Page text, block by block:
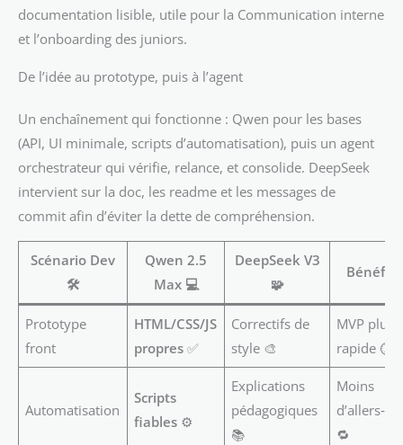
documentation lisible, utile pour la Communication interne
et l’onboarding des juniors.
De l’idée au prototype, puis à l’agent
Un enchaînement qui fonctionne : Qwen pour les bases
(API, UI minimale, scripts d’automatisation), puis un agent
orchestrateur qui vérifie, relance, et consolide. DeepSeek
intervient sur la doc, les readme et les messages de
commit afin d’éviter la dette de compréhension.
Scénario Dev
🛠️
Qwen 2.5
Max 💻
DeepSeek V3
🧩
Prototype
front
HTML/CSS/JS
propres ✅
Correctifs de
style 🎨
MVP plus
rapide ⏱️
Automatisation
Scripts
fiables ⚙️
Explications
pédagogiques
📚
Moins
🔁